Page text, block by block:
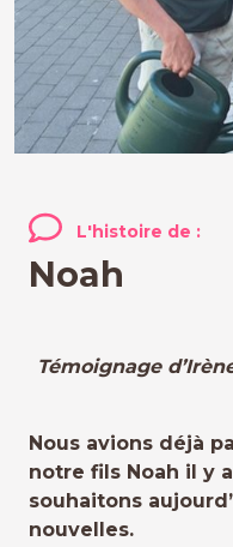
L'histoire de :
Noah
Témoignage
Nous avions déjà
notre fils Noah il y
souhaitons
nouvelles.